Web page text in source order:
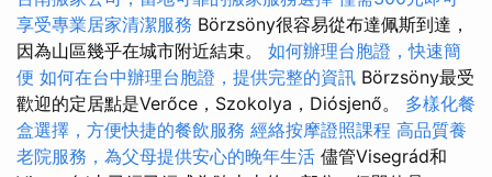
享受專業居家清潔服務 Börzsöny很容易從布達佩斯到達，
因為山區幾乎在城市附近結束。 如何辦理台胞證，快速簡
便 如何在台中辦理台胞證，提供完整的資訊 Börzsöny最受
歡迎的定居點是Verőce，Szokolya，Diósjenő。 多樣化餐
盒選擇，方便快捷的餐飲服務 經絡按摩證照課程 高品質養
老院服務，為父母提供安心的晚年生活 儘管Visegrád和